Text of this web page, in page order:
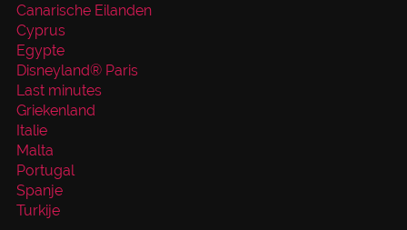
Canarische Eilanden
Cyprus
Egypte
Disneyland® Paris
Last minutes
Griekenland
Italie
Malta
Portugal
Spanje
Turkije